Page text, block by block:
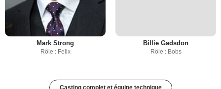
Mark Strong
Rôle : Felix
Billie Gadsdon
Rôle : Bobs
Casting complet et équipe technique